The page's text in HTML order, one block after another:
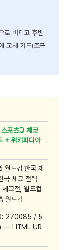
로 버티고 후반
교체 카드(조규
포츠Q 체코
+ 위키피디아
월드컵 한국 체
국 체코 전력
코전, 월드컵
월드컵
270085 / 5
— HTML UR